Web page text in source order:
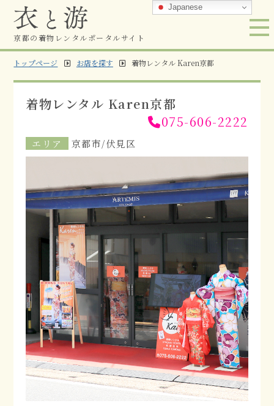
京都の着物レンタルポータルサイト
トップページ お店を探す 着物レンタル Karen京都
着物レンタル Karen京都
075-606-2222
エリア 京都市/伏見区
Japanese